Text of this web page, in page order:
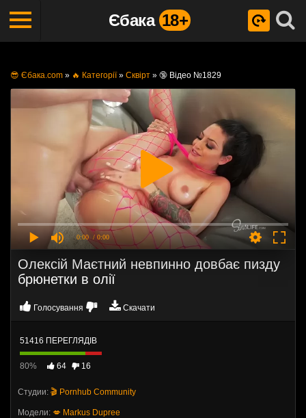
Єбака 18+
😎 Єбака.com » 🔥 Категорії» Сквірт » 🔞 Відео №1829
0:00 / 0:00
Олексій Маєтний невпинно довбає пизду
брюнетки в олії
Голосування Скачати
51416 ПЕРЕГЛЯДІВ
80% 64 16
Студии: 🎬 Pornhub Community
Модели: 💋 Markus Dupree